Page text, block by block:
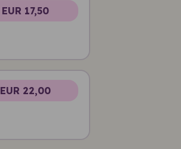
EUR 17,50
EUR 22,00